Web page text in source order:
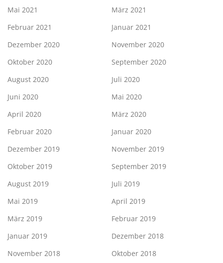
Mai 2021
März 2021
Februar 2021
Januar 2021
Dezember 2020
November 2020
Oktober 2020
September 2020
August 2020
Juli 2020
Juni 2020
Mai 2020
April 2020
März 2020
Februar 2020
Januar 2020
Dezember 2019
November 2019
Oktober 2019
September 2019
August 2019
Juli 2019
Mai 2019
April 2019
März 2019
Februar 2019
Januar 2019
Dezember 2018
November 2018
Oktober 2018